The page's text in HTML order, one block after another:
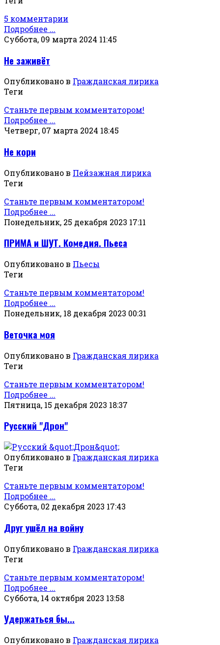
5 комментарии
Подробнее ...
Суббота, 09 марта 2024 11:45
Не заживёт
Опубликовано в Гражданская лирика
Теги
Станьте первым комментатором!
Подробнее ...
Четверг, 07 марта 2024 18:45
Не кори
Опубликовано в Пейзажная лирика
Теги
Станьте первым комментатором!
Подробнее ...
Понедельник, 25 декабря 2023 17:11
ПРИМА и ШУТ. Комедия. Пьеса
Опубликовано в Пьесы
Теги
Станьте первым комментатором!
Подробнее ...
Понедельник, 18 декабря 2023 00:31
Веточка моя
Опубликовано в Гражданская лирика
Теги
Станьте первым комментатором!
Подробнее ...
Пятница, 15 декабря 2023 18:37
Русский "Дрон"
Опубликовано в Гражданская лирика
Теги
Станьте первым комментатором!
Подробнее ...
Суббота, 02 декабря 2023 17:43
Друг ушёл на войну
Опубликовано в Гражданская лирика
Теги
Станьте первым комментатором!
Подробнее ...
Суббота, 14 октября 2023 13:58
Удержаться бы...
Опубликовано в Гражданская лирика